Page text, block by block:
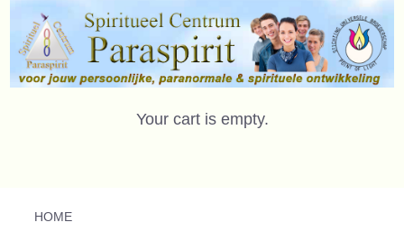
Your cart is empty.
HOME